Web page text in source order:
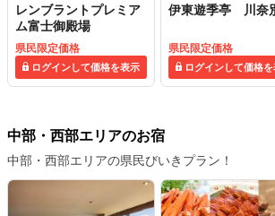
レンブラントプレミア
ム富士御殿場
県民限定価格
ログインして価格を表示
伊東遊季亭 川奈
県民限定価格
ログインして価格
中部・西部エリアのお宿
中部・西部エリアの県民びいきプラン！